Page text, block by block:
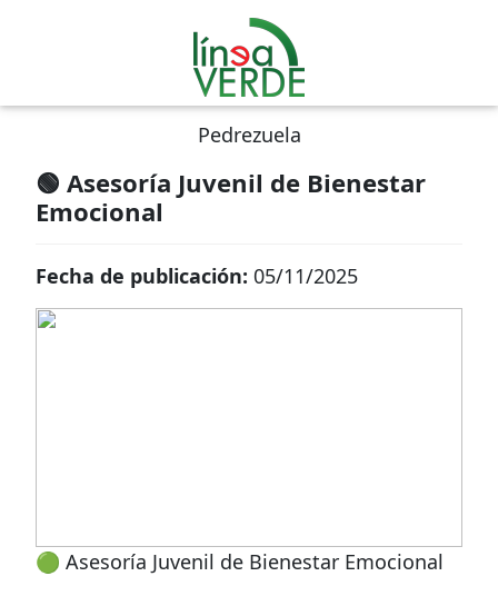
Pedrezuela
🟢 Asesoría Juvenil de Bienestar
Emocional
Fecha de publicación: 05/11/2025
🟢 Asesoría Juvenil de Bienestar Emocional